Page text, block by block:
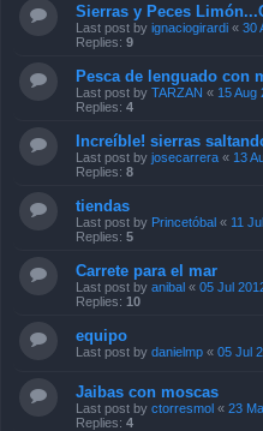
Sierras y Peces
Last post by ignaciogirardi « 30
Replies: 9
Pesca de lenguado con
Last post by TARZAN « 15 Aug
Replies: 4
Increíble! sierras
Last post by josecarrera « 13
Replies: 8
tiendas
Last post by Princetóbal « 11
Replies: 5
Carrete para el mar
Last post by anibal « 05 Jul
Replies: 10
equipo
Last post by danielmp « 05 Jul
Jaibas con moscas
Last post by ctorresmol « 23
Replies: 4